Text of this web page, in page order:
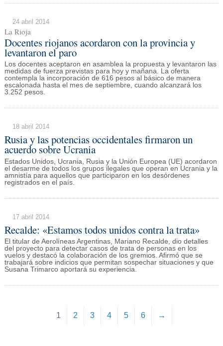
24 abril 2014
La Rioja
Docentes riojanos acordaron con la provincia y
levantaron el paro
Los docentes aceptaron en asamblea la propuesta y levantaron las
medidas de fuerza previstas para hoy y mañana. La oferta
contempla la incorporación de 616 pesos al básico de manera
escalonada hasta el mes de septiembre, cuando alcanzará los
3.252 pesos.
18 abril 2014
Rusia y las potencias occidentales firmaron un
acuerdo sobre Ucrania
Estados Unidos, Ucrania, Rusia y la Unión Europea (UE) acordaron
el desarme de todos los grupos ilegales que operan en Ucrania y la
amnistía para aquellos que participaron en los desórdenes
registrados en el país.
17 abril 2014
Recalde: «Estamos todos unidos contra la trata»
El titular de Aerolíneas Argentinas, Mariano Recalde, dio detalles
del proyecto para detectar casos de trata de personas en los
vuelos y destacó la colaboración de los gremios. Afirmó que se
trabajará sobre indicios que permitan sospechar situaciones y que
Susana Trimarco aportará su experiencia.
1 2 3 4 5 6 →